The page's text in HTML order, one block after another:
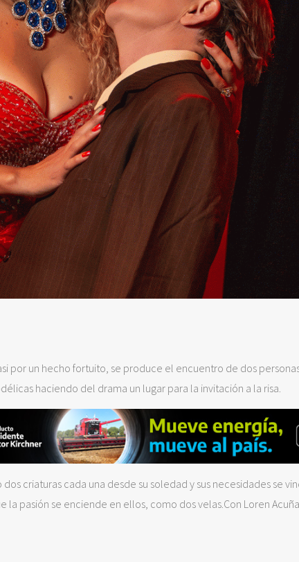
por un hecho fortuito, se produce el encuentro de dos
haciendo del drama un lugar para la invitación a la risa.
criaturas cada una desde su soledad y sus necesidades se
pasión se enciende en ellos, como dos velas.Con Loren